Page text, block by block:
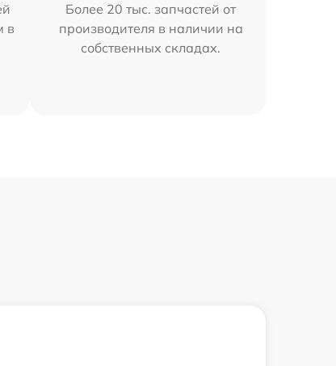
в
Более 20 тыс. запчастей от
производителя в наличии на
собственных складах.